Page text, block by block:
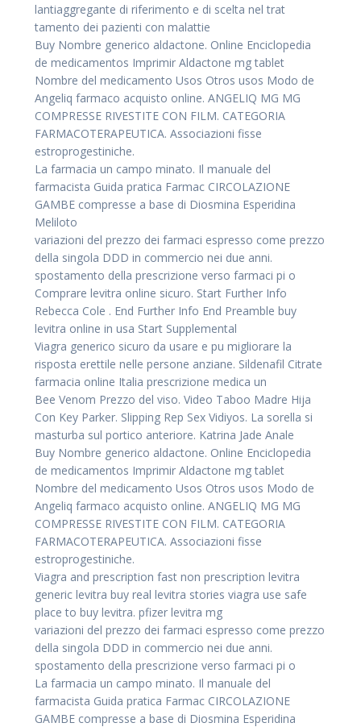
lantiaggregante di riferimento e di scelta nel trat
tamento dei pazienti con malattie
Buy Nombre generico aldactone. Online Enciclopedia
de medicamentos Imprimir Aldactone mg tablet
Nombre del medicamento Usos Otros usos Modo de
Angeliq farmaco acquisto online. ANGELIQ MG MG
COMPRESSE RIVESTITE CON FILM. CATEGORIA
FARMACOTERAPEUTICA. Associazioni fisse
estroprogestiniche.
La farmacia un campo minato. Il manuale del
farmacista Guida pratica Farmac CIRCOLAZIONE
GAMBE compresse a base di Diosmina Esperidina
Meliloto
variazioni del prezzo dei farmaci espresso come prezzo
della singola DDD in commercio nei due anni.
spostamento della prescrizione verso farmaci pi o
Comprare levitra online sicuro. Start Further Info
Rebecca Cole . End Further Info End Preamble buy
levitra online in usa Start Supplemental
Viagra generico sicuro da usare e pu migliorare la
risposta erettile nelle persone anziane. Sildenafil Citrate
farmacia online Italia prescrizione medica un
Bee Venom Prezzo del viso. Video Taboo Madre Hija
Con Key Parker. Slipping Rep Sex Vidiyos. La sorella si
masturba sul portico anteriore. Katrina Jade Anale
Buy Nombre generico aldactone. Online Enciclopedia
de medicamentos Imprimir Aldactone mg tablet
Nombre del medicamento Usos Otros usos Modo de
Angeliq farmaco acquisto online. ANGELIQ MG MG
COMPRESSE RIVESTITE CON FILM. CATEGORIA
FARMACOTERAPEUTICA. Associazioni fisse
estroprogestiniche.
Viagra and prescription fast non prescription levitra
generic levitra buy real levitra stories viagra use safe
place to buy levitra. pfizer levitra mg
variazioni del prezzo dei farmaci espresso come prezzo
della singola DDD in commercio nei due anni.
spostamento della prescrizione verso farmaci pi o
La farmacia un campo minato. Il manuale del
farmacista Guida pratica Farmac CIRCOLAZIONE
GAMBE compresse a base di Diosmina Esperidina